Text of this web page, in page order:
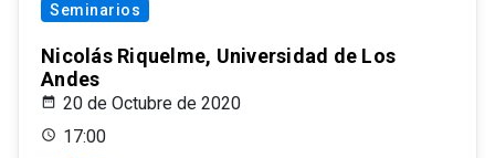
Seminarios
Nicolás Riquelme, Universidad de Los
Andes
20 de Octubre de 2020
17:00